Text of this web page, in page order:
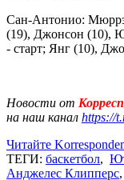
Сан-Антонио:
(19), Джонсон (10),
- старт; Янг (10),
Новости от
на наш канал https://
Читайте
ТЕГИ: баскетбол,
Анджелес Клипперс,